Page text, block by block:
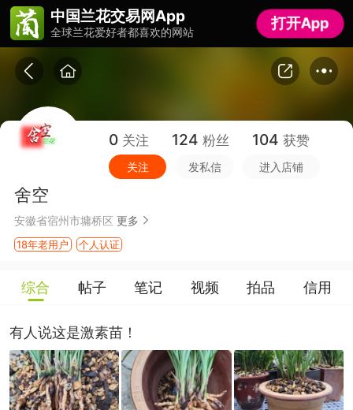
中国兰花交易网App
全球兰花爱好者都喜欢的网站 打开App
中国兰花交易网App
全球兰花爱好者都喜欢的网站 打开App
0 关注 124 粉丝 104 获赞
关注 发私信 进入店铺
舍空
安徽省宿州市墉桥区 更多
18年老用户 个人认证
综合 帖子 笔记 视频 拍品 信用
有人说这是激素苗！